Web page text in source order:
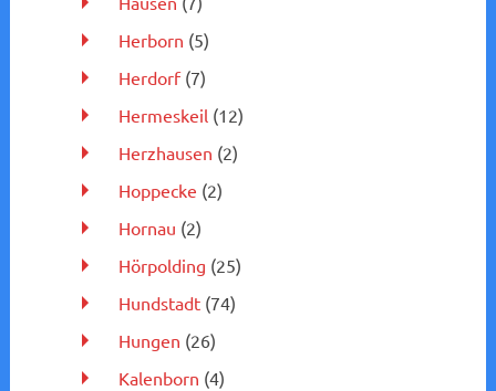
Herborn (5)
Herdorf(7)
Hermeskeil(12)
Herzhausen (2)
Hoppecke (2)
Hornau (2)
Hörpolding (25)
Hundstadt(74)
Hungen (26)
Kalenborn (4)